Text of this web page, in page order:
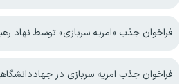
فراخوان جذب «امریه سربازی» توسط نهاد
فراخوان جذب امریه سربازی در